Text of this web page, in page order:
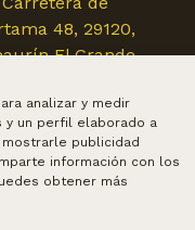
analizar y medir
y un perfil elaborado a
publicidad
información con los
obtener más
48, 29120,
El Grande